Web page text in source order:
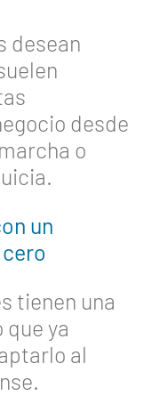
desean
desde
o
un
tienen una
que ya
al